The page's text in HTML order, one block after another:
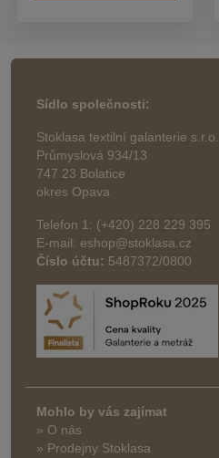
Sídlo společnosti:
Stoklasa textilní galanterie s.r.o.
Průmyslová 934/13
747 23 Bolatice
okres Opava
Telefon 1: (+420) 228 229 395
E-mail: eshop@stoklasa.cz
Číslo účtu: 5487372/0800
Mohlo by vás zajímat
» O nás
» Prodejny Stoklasa